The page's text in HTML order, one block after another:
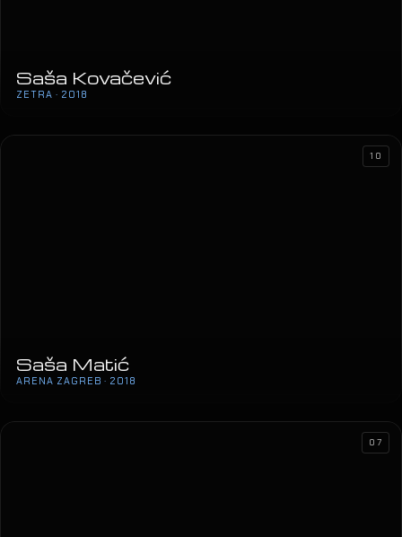
Saša Kovačević
ZETRA · 2018
Saša Matić
ARENA ZAGREB · 2018
10
07